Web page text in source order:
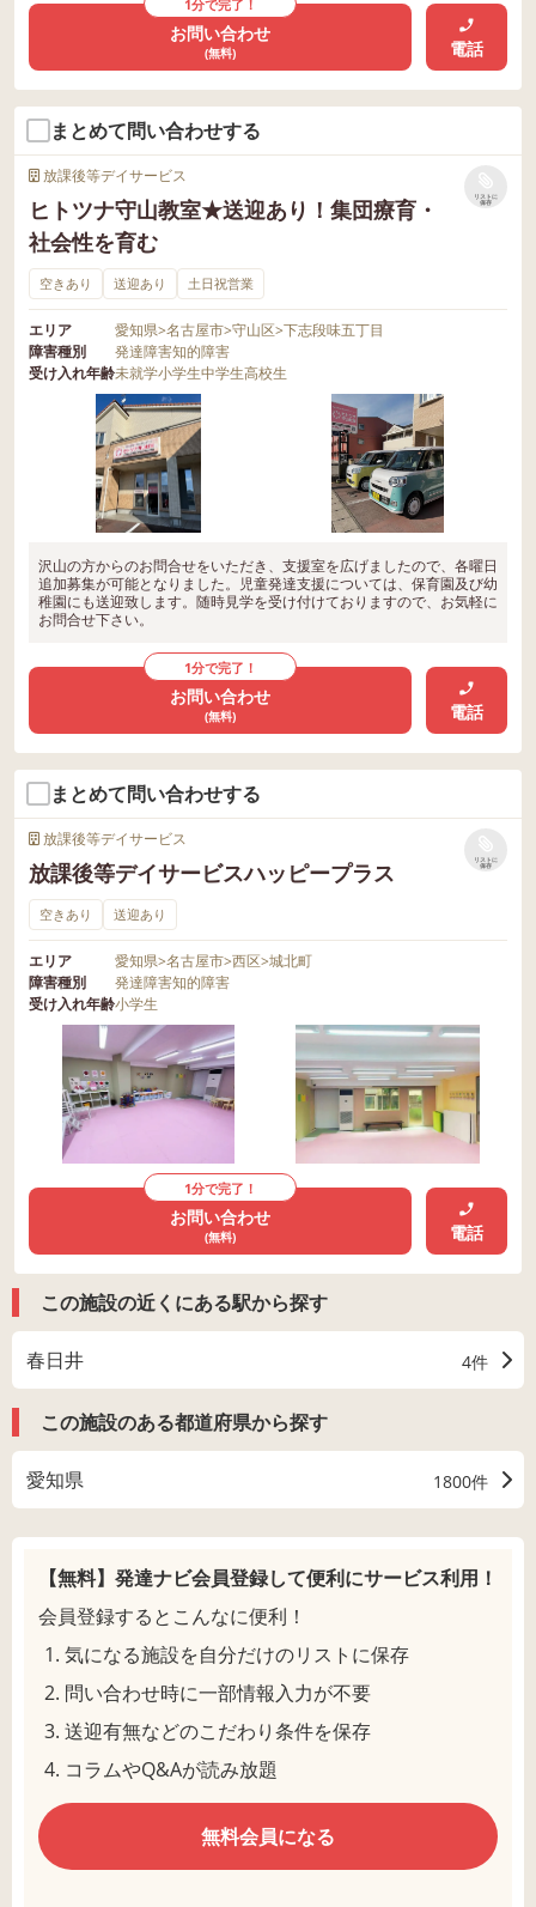
1分で完了！
お問い合わせ
(無料) 電話
まとめて問い合わせする
放課後等デイサービス
ヒトツナ守山教室★送迎あり！集団療育・
社会性を育む
リストに
保存
空きあり 送迎あり 土日祝営業
エリア 愛知県>名古屋市>守山区>下志段味五丁目
障害種別
発達障害知的障害
受け入れ年齢未就学小学生中学生高校生
沢山の方からのお問合せをいただき、支援室を広げましたので、各曜日
追加募集が可能となりました。児童発達支援については、保育園及び幼
稚園にも送迎致します。随時見学を受け付けておりますので、お気軽に
お問合せ下さい。
1分で完了！
お問い合わせ
(無料) 電話
まとめて問い合わせする
放課後等デイサービス
放課後等デイサービスハッピープラス
リストに
保存
空きあり 送迎あり
エリア 愛知県>名古屋市>西区>城北町
障害種別
発達障害知的障害
受け入れ年齢小学生
1分で完了！
お問い合わせ
(無料) 電話
この施設の近くにある駅から探す
春日井 4件
この施設のある都道府県から探す
愛知県 1800件
【無料】発達ナビ会員登録して便利にサービス利用！
会員登録するとこんなに便利！
気になる施設を自分だけのリストに保存
問い合わせ時に一部情報入力が不要
送迎有無などのこだわり条件を保存
コラムやQ&Aが読み放題
無料会員になる